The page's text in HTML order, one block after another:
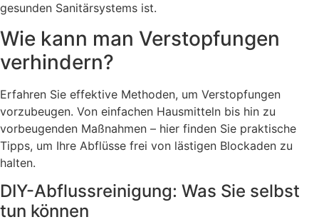
gesunden Sanitärsystems ist.
Wie kann man Verstopfungen
verhindern?
Erfahren Sie effektive Methoden, um Verstopfungen
vorzubeugen. Von einfachen Hausmitteln bis hin zu
vorbeugenden Maßnahmen – hier finden Sie praktische
Tipps, um Ihre Abflüsse frei von lästigen Blockaden zu
halten.
DIY-Abflussreinigung: Was Sie selbst
tun können